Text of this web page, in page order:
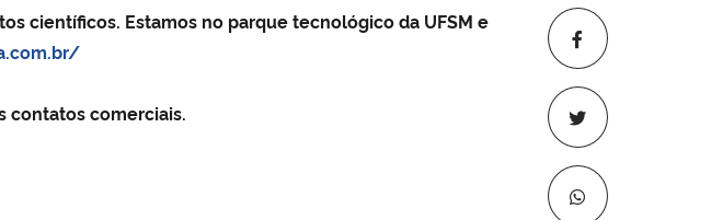
científicos. Estamos no parque tecnológico da UFSM e
contatos comerciais.